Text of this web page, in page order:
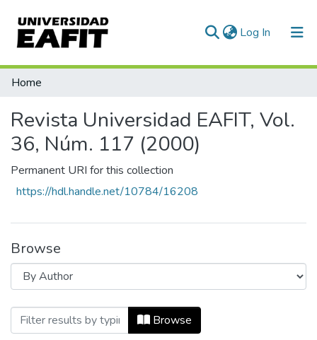
Log In (current)
Communities & Collections
Home
Revista Universidad EAFIT, Vol.
36, Núm. 117 (2000)
Permanent URI for this collection
https://hdl.handle.net/10784/16208
Browse
Browsing Revista Universidad EAFIT,
Browse